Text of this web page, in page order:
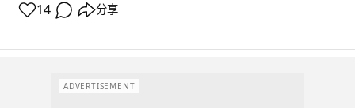
14 分享
ADVERTISEMENT